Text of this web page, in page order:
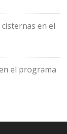
en el
el programa